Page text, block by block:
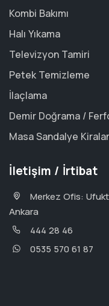
Kombi Bakımı
Halı Yıkama
Televizyon Tamiri
Petek Temizleme
İlaçlama
Demir Doğrama /
Masa Sandalye
İletişim / İrtibat
Merkez Ofis:
Ankara
444 28 46
0535 570 61 87